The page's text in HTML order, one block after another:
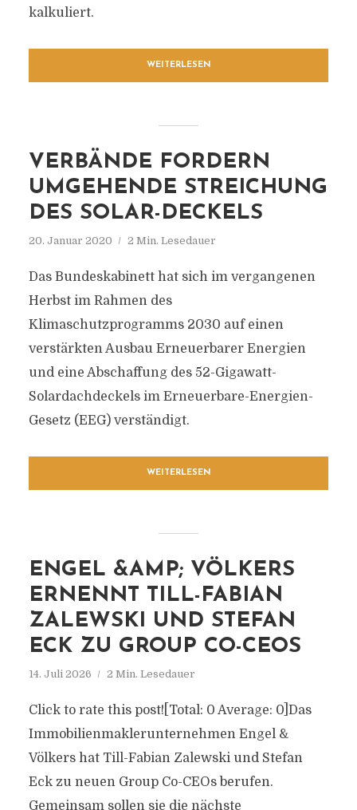
kalkuliert.
WEITERLESEN
VERBÄNDE FORDERN
UMGEHENDE STREICHUNG
DES SOLAR-DECKELS
20. Januar 2020 2 Min. Lesedauer
Das Bundeskabinett hat sich im vergangenen
Herbst im Rahmen des
Klimaschutzprogramms 2030 auf einen
verstärkten Ausbau Erneuerbarer Energien
und eine Abschaffung des 52-Gigawatt-
Solardachdeckels im Erneuerbare-Energien-
Gesetz (EEG) verständigt.
WEITERLESEN
ENGEL &AMP; VÖLKERS
ERNENNT TILL-FABIAN
ZALEWSKI UND STEFAN
ECK ZU GROUP CO-CEOS
14. Juli 2026 2 Min. Lesedauer
Click to rate this post![Total: 0 Average: 0]Das
Immobilienmaklerunternehmen Engel &
Völkers hat Till-Fabian Zalewski und Stefan
Eck zu neuen Group Co-CEOs berufen.
Gemeinsam sollen sie die nächste